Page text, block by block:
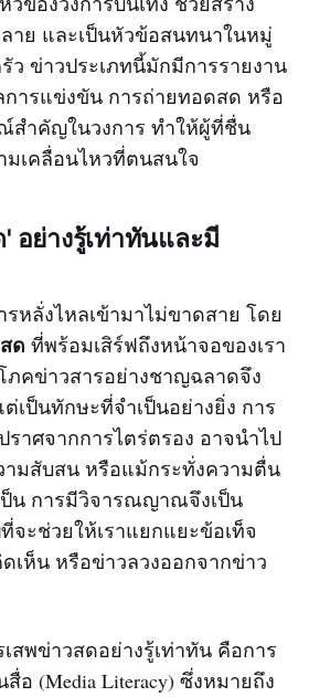
าย และเป็นหัวข้อสนทนาในหมู่
ว ข่าวประเภทนี้มักมีการรายงาน
การแข่งขัน การถ่ายทอดสด หรือ
สำคัญในวงการ ทำให้ผู้ที่ชื่น
เคลื่อนไหวที่ตนสนใจ
อย่างรู้เท่าทันและมี
หลั่งไหลเข้ามาไม่ขาดสาย โดย
ด ที่พร้อมเสิร์ฟถึงหน้าจอของเรา
ภคข่าวสารอย่างชาญฉลาดจึง
เป็นทักษะที่จำเป็นอย่างยิ่ง การ
ราศจากการไตร่ตรอง อาจนำไป
ามสับสน หรือแม้กระทั่งความตื่น
น การมีวิจารณญาณจึงเป็น
จะช่วยให้เราแยกแยะข้อเท็จ
เห็น หรือข่าวลวงออกจากข่าว
สพข่าวสดอย่างรู้เท่าทัน คือการ
อ (Media Literacy) ซึ่งหมายถึง